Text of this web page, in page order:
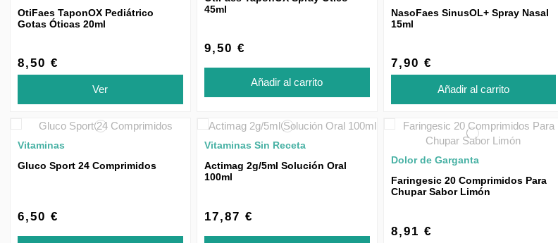
OtiFaes TaponOX Pediátrico
Gotas Óticas 20ml
8,50 €
Ver
45ml
9,50 €
Añadir al carrito
NasoFaes SinusOL+ Spray Nasal
15ml
7,90 €
Añadir al carrito
Vitaminas
Gluco Sport 24 Comprimidos
6,50 €
Vitaminas Sin Receta
Actimag 2g/5ml Solución Oral
100ml
17,87 €
Dolor de Garganta
Faringesic 20 Comprimidos Para
Chupar Sabor Limón
8,91 €